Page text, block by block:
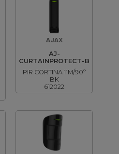
AJAX
AJ-
CURTAINPROTECT-B
PIR CORTINA 11M/90º
BK
612022